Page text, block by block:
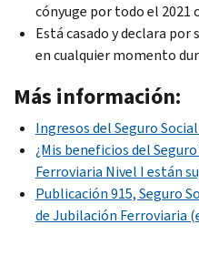
cónyuge por todo el 2021
Está casado y declara por
en cualquier momento
Más información:
Ingresos del Seguro
¿Mis beneficios del
Ferroviaria Nivel I están
Publicación 915, Seguro
de Jubilación Ferroviaria